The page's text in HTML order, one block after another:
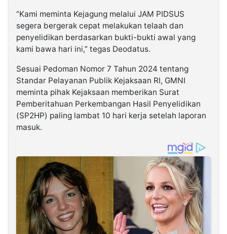
“Kami meminta Kejagung melalui JAM PIDSUS
segera bergerak cepat melakukan telaah dan
penyelidikan berdasarkan bukti-bukti awal yang
kami bawa hari ini,” tegas Deodatus.
Sesuai Pedoman Nomor 7 Tahun 2024 tentang
Standar Pelayanan Publik Kejaksaan RI, GMNI
meminta pihak Kejaksaan memberikan Surat
Pemberitahuan Perkembangan Hasil Penyelidikan
(SP2HP) paling lambat 10 hari kerja setelah laporan
masuk.